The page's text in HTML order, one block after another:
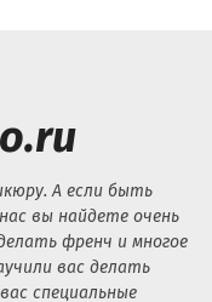
А если быть
вы найдете очень
френч и многое
вас делать
специальные